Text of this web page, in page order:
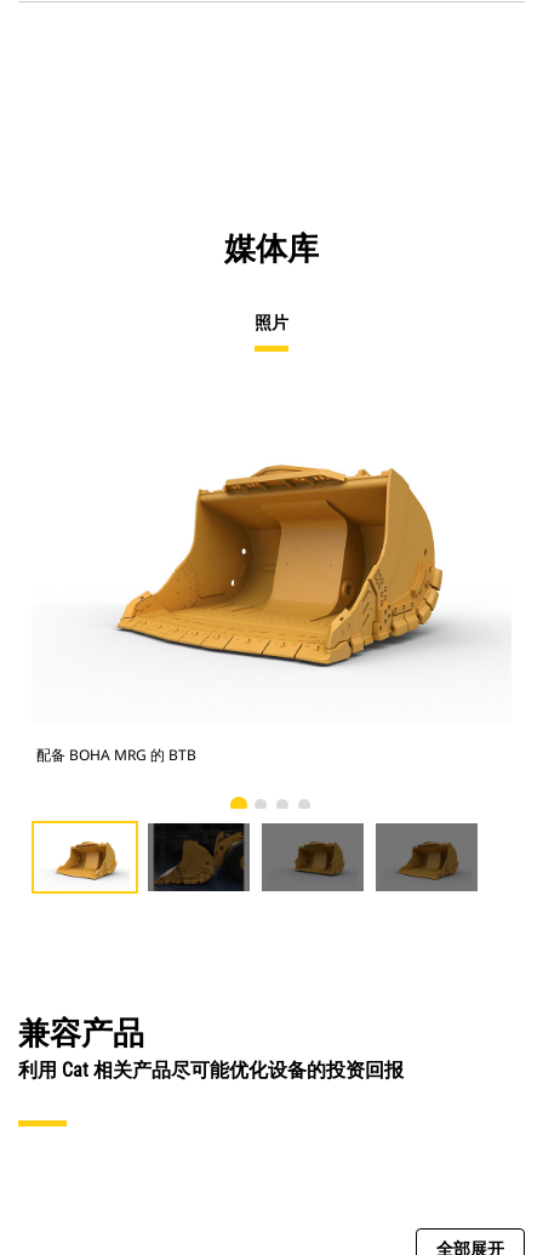
媒体库
照片
配备 BOHA MRG 的 BTB
兼容产品
利用 Cat 相关产品尽可能优化设备的投资回报
全部展开